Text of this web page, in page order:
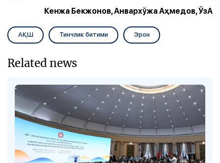
Кенжа Бекжонов, Анвархўжа Аҳмедов, ЎзА
АҚШ Тинчлик битими Эрон
Related news